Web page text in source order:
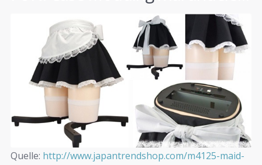
Quelle: http://www.japantrendshop.com/m4125-maid-